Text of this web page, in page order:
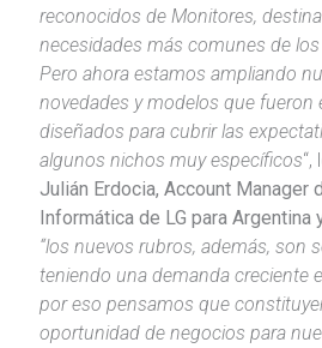
reconocidos de Monitores,
necesidades más comunes de los
Pero ahora estamos ampliando
novedades y modelos que fueron
diseñados para cubrir las
algunos nichos muy específicos“,
Julián Erdocia, Account Manager
Informática de LG para Argentina
“los nuevos rubros, además, son
teniendo una demanda creciente
por eso pensamos que
oportunidad de negocios para